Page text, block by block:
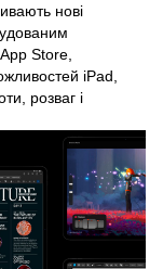
нові
Store,
iPad,
розваг і